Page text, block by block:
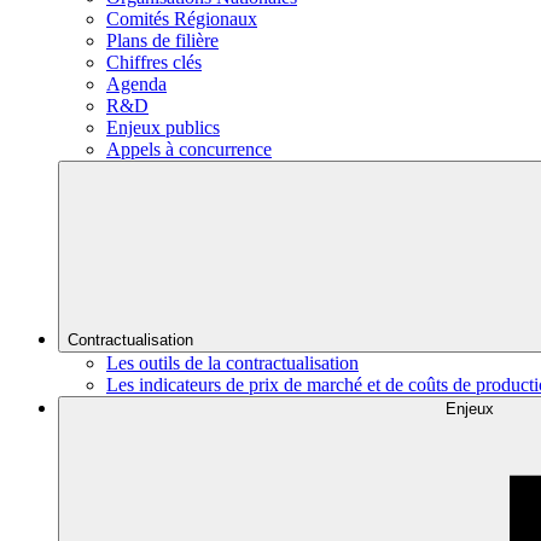
Comités Régionaux
Plans de filière
Chiffres clés
Agenda
R&D
Enjeux publics
Appels à concurrence
Contractualisation
Les outils de la contractualisation
Les indicateurs de prix de marché et de coûts de
Enjeux